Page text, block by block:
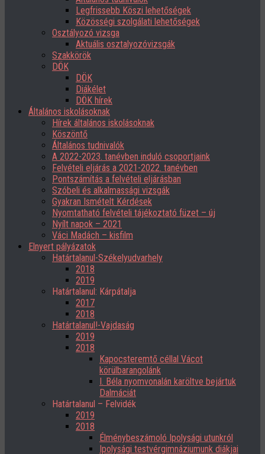
Legfrissebb Köszi lehetőségek
Közösségi szolgálati lehetőségek
Osztályozó vizsga
Aktuális osztalyozóvizsgák
Szakkörök
DÖK
DÖK
Diákélet
DÖK hírek
Általános iskolásoknak
Hírek általános iskolásoknak
Köszöntő
Általános tudnivalók
A 2022-2023. tanévben induló csoportjaink
Felvételi eljárás a 2021-2022. tanévben
Pontszámítás a felvételi eljárásban
Szóbeli és alkalmassági vizsgák
Gyakran Ismételt Kérdések
Nyomtatható felvételi tájékoztató füzet – új
Nyílt napok – 2021
Váci Madách – kisfilm
Elnyert pályázatok
Határtalanul-Székelyudvarhely
2018
2019
Határtalanul: Kárpátalja
2017
2018
Határtalanul!-Vajdaság
2019
2018
Kapocsteremtő céllal Vácot
körülbarangolánk
I. Béla nyomvonalán karöltve bejártuk
Dalmáciát
Határtalanul – Felvidék
2019
2018
Élménybeszámoló Ipolysági utunkról
Ipolysági testvérgimnáziumunk diákjai